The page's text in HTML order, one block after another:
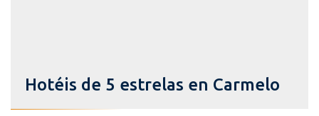
Hotéis de 5 estrelas en Carmelo